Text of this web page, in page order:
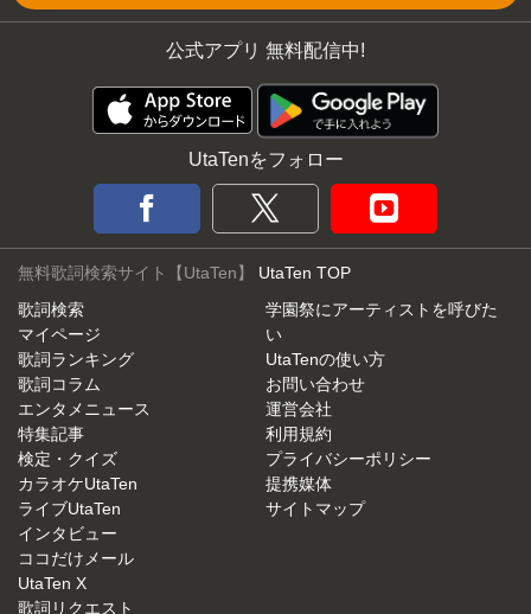
公式アプリ 無料配信中!
UtaTenをフォロー
無料歌詞検索サイト【UtaTen】 UtaTen TOP
歌詞検索
マイページ
歌詞ランキング
歌詞コラム
エンタメニュース
特集記事
検定・クイズ
カラオケUtaTen
ライブUtaTen
インタビュー
ココだけメール
UtaTen X
歌詞リクエスト
学園祭にアーティストを呼びた
い
UtaTenの使い方
お問い合わせ
運営会社
利用規約
プライバシーポリシー
提携媒体
サイトマップ